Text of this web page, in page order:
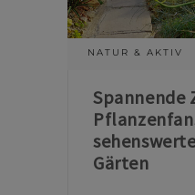
NATUR & AKTIV
Spannende
Gärten